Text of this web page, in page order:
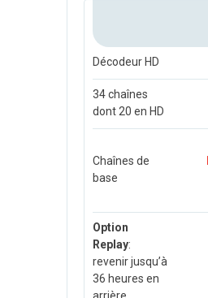
Décodeur HD
34 chaînes
dont 20 en HD
Chaînes de
base
Option
Replay:
revenir jusqu’à
36 heures en